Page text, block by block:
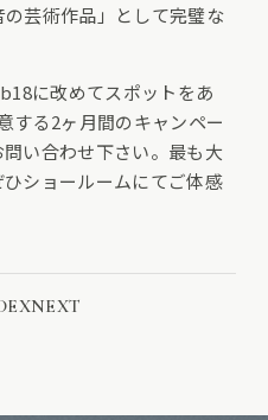
芸術作品」として完璧な
に改めてスポットをあ
する2ヶ月間のキャンペー
い合わせ下さい。最も大
ショールームにてご体感
NEXT